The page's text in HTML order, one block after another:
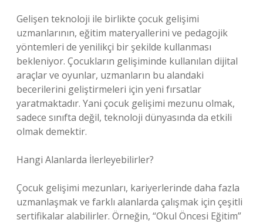
Gelişen teknoloji ile birlikte çocuk gelişimi
uzmanlarının, eğitim materyallerini ve pedagojik
yöntemleri de yenilikçi bir şekilde kullanması
bekleniyor. Çocukların gelişiminde kullanılan dijital
araçlar ve oyunlar, uzmanların bu alandaki
becerilerini geliştirmeleri için yeni fırsatlar
yaratmaktadır. Yani çocuk gelişimi mezunu olmak,
sadece sınıfta değil, teknoloji dünyasında da etkili
olmak demektir.
Hangi Alanlarda İlerleyebilirler?
Çocuk gelişimi mezunları, kariyerlerinde daha fazla
uzmanlaşmak ve farklı alanlarda çalışmak için çeşitli
sertifikalar alabilirler. Örneğin, “Okul Öncesi Eğitim”